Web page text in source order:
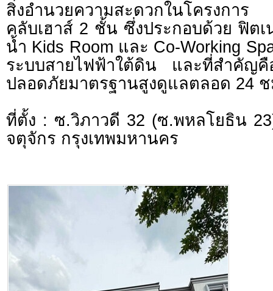
สิ่งอำนวยความสะดวกในโครงการ
คลับเฮาส์ 2 ชั้น ซึ่งประกอบด้วย ฟิต
น้ำ Kids Room และ Co-Working
ระบบสายไฟฟ้าใต้ดิน และที่สำคัญคื
ปลอดภัยมาตรฐานสูงดูแลตลอด 24
ที่ตั้ง : ซ.วิภาวดี 32 (ซ.พหลโยธิน
จตุจักร กรุงเทพมหานคร